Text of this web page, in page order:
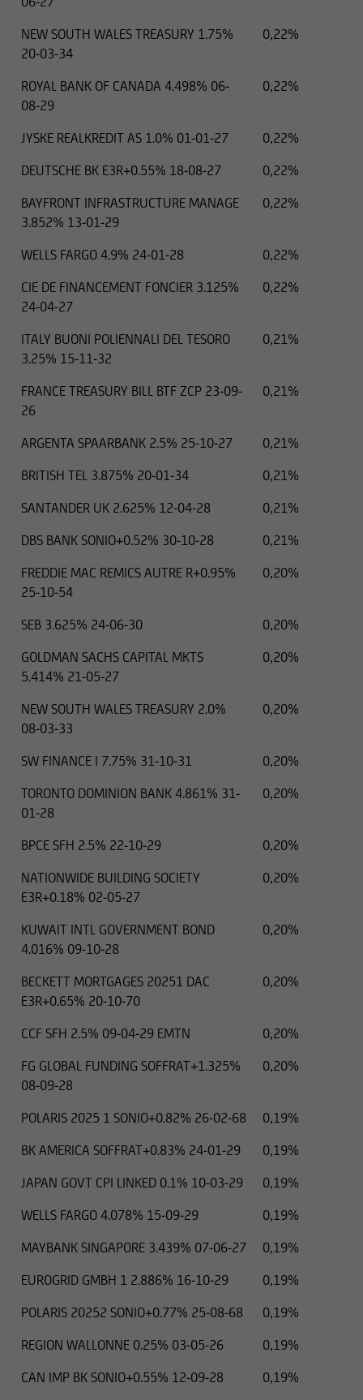
NEW SOUTH WALES TREASURY 1.75%
20-03-34
0,22%
ROYAL BANK OF CANADA 4.498% 06-
08-29
0,22%
JYSKE REALKREDIT AS 1.0% 01-01-27
0,22%
DEUTSCHE BK E3R+0.55% 18-08-27
0,22%
BAYFRONT INFRASTRUCTURE MANAGE
3.852% 13-01-29
0,22%
WELLS FARGO 4.9% 24-01-28
0,22%
CIE DE FINANCEMENT FONCIER 3.125%
24-04-27
0,22%
ITALY BUONI POLIENNALI DEL TESORO
3.25% 15-11-32
0,21%
FRANCE TREASURY BILL BTF ZCP 23-09-
26
0,21%
ARGENTA SPAARBANK 2.5% 25-10-27
0,21%
BRITISH TEL 3.875% 20-01-34
0,21%
SANTANDER UK 2.625% 12-04-28
0,21%
DBS BANK SONIO+0.52% 30-10-28
0,21%
FREDDIE MAC REMICS AUTRE R+0.95%
25-10-54
0,20%
SEB 3.625% 24-06-30
0,20%
GOLDMAN SACHS CAPITAL MKTS
5.414% 21-05-27
0,20%
NEW SOUTH WALES TREASURY 2.0%
08-03-33
0,20%
SW FINANCE I 7.75% 31-10-31
0,20%
TORONTO DOMINION BANK 4.861% 31-
01-28
0,20%
BPCE SFH 2.5% 22-10-29
0,20%
NATIONWIDE BUILDING SOCIETY
E3R+0.18% 02-05-27
0,20%
KUWAIT INTL GOVERNMENT BOND
4.016% 09-10-28
0,20%
BECKETT MORTGAGES 20251 DAC
E3R+0.65% 20-10-70
0,20%
CCF SFH 2.5% 09-04-29 EMTN
0,20%
FG GLOBAL FUNDING SOFFRAT+1.325%
08-09-28
0,20%
POLARIS 2025 1 SONIO+0.82% 26-02-68
0,19%
BK AMERICA SOFFRAT+0.83% 24-01-29
0,19%
JAPAN GOVT CPI LINKED 0.1% 10-03-29
0,19%
WELLS FARGO 4.078% 15-09-29
0,19%
MAYBANK SINGAPORE 3.439% 07-06-27
0,19%
EUROGRID GMBH 1 2.886% 16-10-29
0,19%
POLARIS 20252 SONIO+0.77% 25-08-68
0,19%
REGION WALLONNE 0.25% 03-05-26
0,19%
CAN IMP BK SONIO+0.55% 12-09-28
0,19%